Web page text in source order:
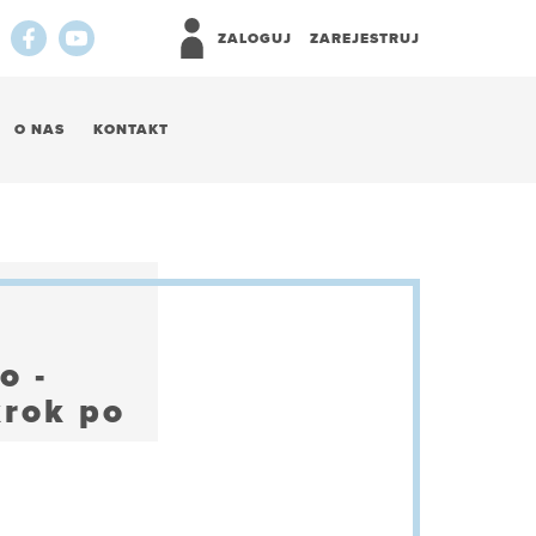
ZALOGUJ ZAREJESTRUJ
O NAS KONTAKT
-
po